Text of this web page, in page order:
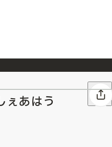
ONE PIECEカード付き同梱版』発売延期のご案内
ぇあはう